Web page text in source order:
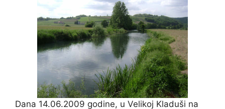
Dana 14.06.2009 godine, u Velikoj Kladuši na